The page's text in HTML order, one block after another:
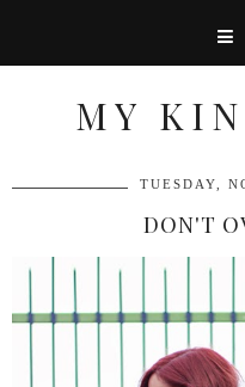
MY
TUESDAY,
DON'T